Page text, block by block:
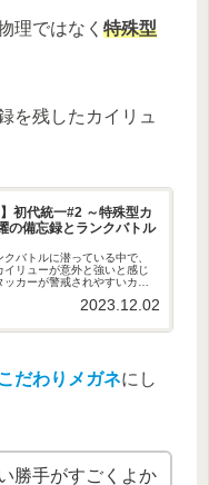
理ではなく 特殊型
を残したカイリュ
】初代統一#2 ～特殊型カ
の備忘録とランクバトル
バトルに潜っている中で、
イリューが意外と強いと感じ
ッカーが警戒されやすいカイ
対策に選出されているポケモ
イリューの型をざっくり備忘
2023.12.02
だわりメガネにし
勝手がすごくよか